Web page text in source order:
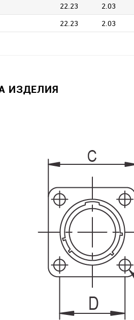
22.23 2.03
22.23 2.03
ИЗДЕЛИЯ